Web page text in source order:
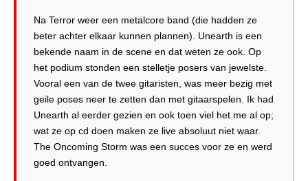
Na Terror weer een metalcore band (die hadden ze
beter achter elkaar kunnen plannen). Unearth is een
bekende naam in de scene en dat weten ze ook. Op
het podium stonden een stelletje posers van jewelste.
Vooral een van de twee gitaristen, was meer bezig met
geile poses neer te zetten dan met gitaarspelen. Ik had
Unearth al eerder gezien en ook toen viel het me al op;
wat ze op cd doen maken ze live absoluut niet waar.
The Oncoming Storm was een succes voor ze en werd
goed ontvangen.